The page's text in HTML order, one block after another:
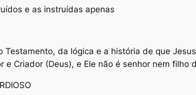
e as instruídas apenas
da lógica e a história de que
Criador (Deus), e Ele não é senhor nem filho